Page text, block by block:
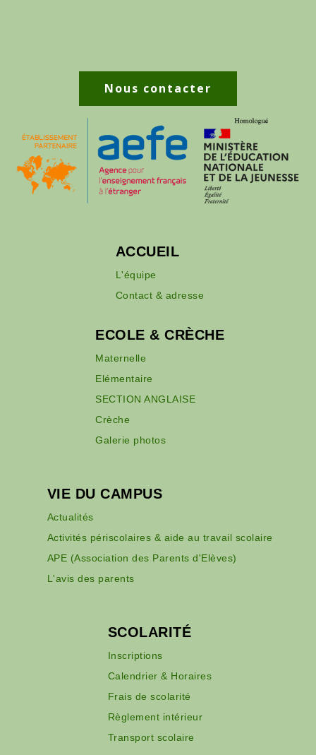
Nous contacter
ACCUEIL
L'équipe
Contact & adresse
ECOLE & CRÈCHE
Maternelle
Elémentaire
SECTION ANGLAISE
Crèche
Galerie photos
VIE DU CAMPUS
Actualités
Activités périscolaires & aide au travail scolaire
APE (Association des Parents d'Elèves)
L'avis des parents
SCOLARITÉ
Inscriptions
Calendrier & Horaires
Frais de scolarité
Règlement intérieur
Transport scolaire